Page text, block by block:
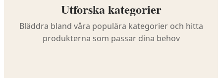
Utforska kategorier
Bläddra bland våra populära kategorier och hitta
produkterna som passar dina behov